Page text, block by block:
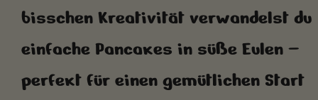
bisschen Kreativität verwandelst du
einfache Pancakes in süße Eulen –
perfekt für einen gemütlichen Start